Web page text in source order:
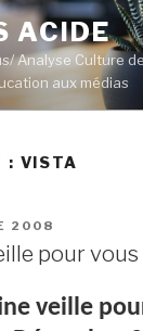
ACIDE
Analyse Culture
aux médias
: VISTA
2008
pour vous
veille